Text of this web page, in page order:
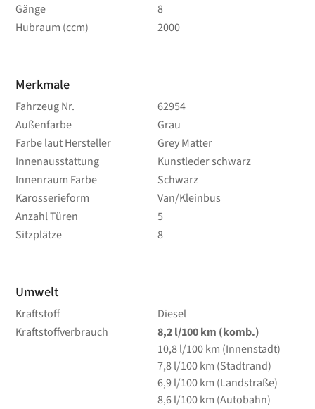
Gänge
8
Hubraum (ccm)
2000
Merkmale
Fahrzeug Nr.
62954
Außenfarbe
Grau
Farbe laut Hersteller
Grey Matter
Innenausstattung
Kunstleder schwarz
Innenraum Farbe
Schwarz
Karosserieform
Van/Kleinbus
Anzahl Türen
5
Sitzplätze
8
Umwelt
Kraftstoff
Diesel
Kraftstoffverbrauch
8,2l/100 km (komb.)
10,8l/100 km (Innenstadt)
7,8l/100 km (Stadtrand)
6,9l/100 km (Landstraße)
8,6l/100 km (Autobahn)